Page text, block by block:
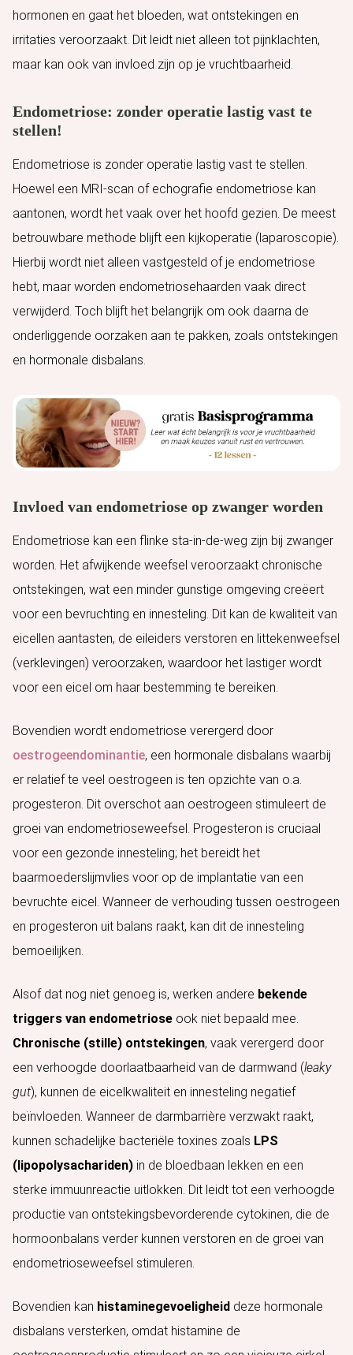
hormonen en gaat het bloeden, wat ontstekingen en
irritaties veroorzaakt. Dit leidt niet alleen tot pijnklachten,
maar kan ook van invloed zijn op je vruchtbaarheid.
Endometriose: zonder operatie lastig vast te
stellen!
Endometriose is zonder operatie lastig vast te stellen.
Hoewel een MRI-scan of echografie endometriose kan
aantonen, wordt het vaak over het hoofd gezien. De meest
betrouwbare methode blijft een kijkoperatie (laparoscopie).
Hierbij wordt niet alleen vastgesteld of je endometriose
hebt, maar worden endometriosehaarden vaak direct
verwijderd. Toch blijft het belangrijk om ook daarna de
onderliggende oorzaken aan te pakken, zoals ontstekingen
en hormonale disbalans.
Invloed van endometriose op zwanger worden
Endometriose kan een flinke sta-in-de-weg zijn bij zwanger
worden. Het afwijkende weefsel veroorzaakt chronische
ontstekingen, wat een minder gunstige omgeving creëert
voor een bevruchting en innesteling. Dit kan de kwaliteit van
eicellen aantasten, de eileiders verstoren en littekenweefsel
(verklevingen) veroorzaken, waardoor het lastiger wordt
voor een eicel om haar bestemming te bereiken.
Bovendien wordt endometriose verergerd door
oestrogeendominantie, een hormonale disbalans waarbij
er relatief te veel oestrogeen is ten opzichte van o.a.
progesteron. Dit overschot aan oestrogeen stimuleert de
groei van endometrioseweefsel. Progesteron is cruciaal
voor een gezonde innesteling; het bereidt het
baarmoederslijmvlies voor op de implantatie van een
bevruchte eicel. Wanneer de verhouding tussen oestrogeen
en progesteron uit balans raakt, kan dit de innesteling
bemoeilijken.
Alsof dat nog niet genoeg is, werken andere bekende
triggers van endometriose ook niet bepaald mee.
Chronische (stille) ontstekingen, vaak verergerd door
een verhoogde doorlaatbaarheid van de darmwand (leaky
gut), kunnen de eicelkwaliteit en innesteling negatief
beïnvloeden. Wanneer de darmbarrière verzwakt raakt,
kunnen schadelijke bacteriële toxines zoals LPS
(lipopolysachariden) in de bloedbaan lekken en een
sterke immuunreactie uitlokken. Dit leidt tot een verhoogde
productie van ontstekingsbevorderende cytokinen, die de
hormoonbalans verder kunnen verstoren en de groei van
endometrioseweefsel stimuleren.
Bovendien kan histaminegevoeligheid deze hormonale
disbalans versterken, omdat histamine de